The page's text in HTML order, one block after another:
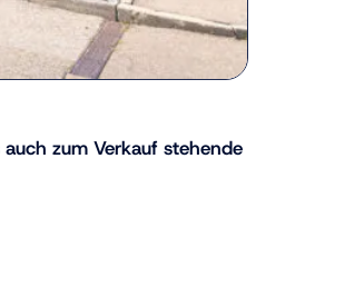
zum Verkauf stehende